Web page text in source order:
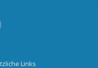
Links